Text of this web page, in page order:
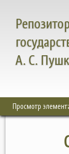
А. С.
Просмотр